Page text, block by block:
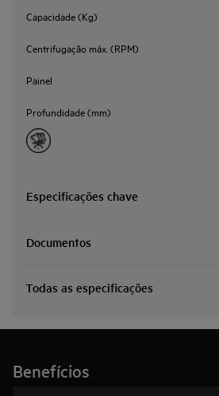
Capacidade (Kg)
Centrifugação máx. (RPM)
Painel
Profundidade (mm)
Especificações chave
Documentos
Todas as especificações
Benefícios